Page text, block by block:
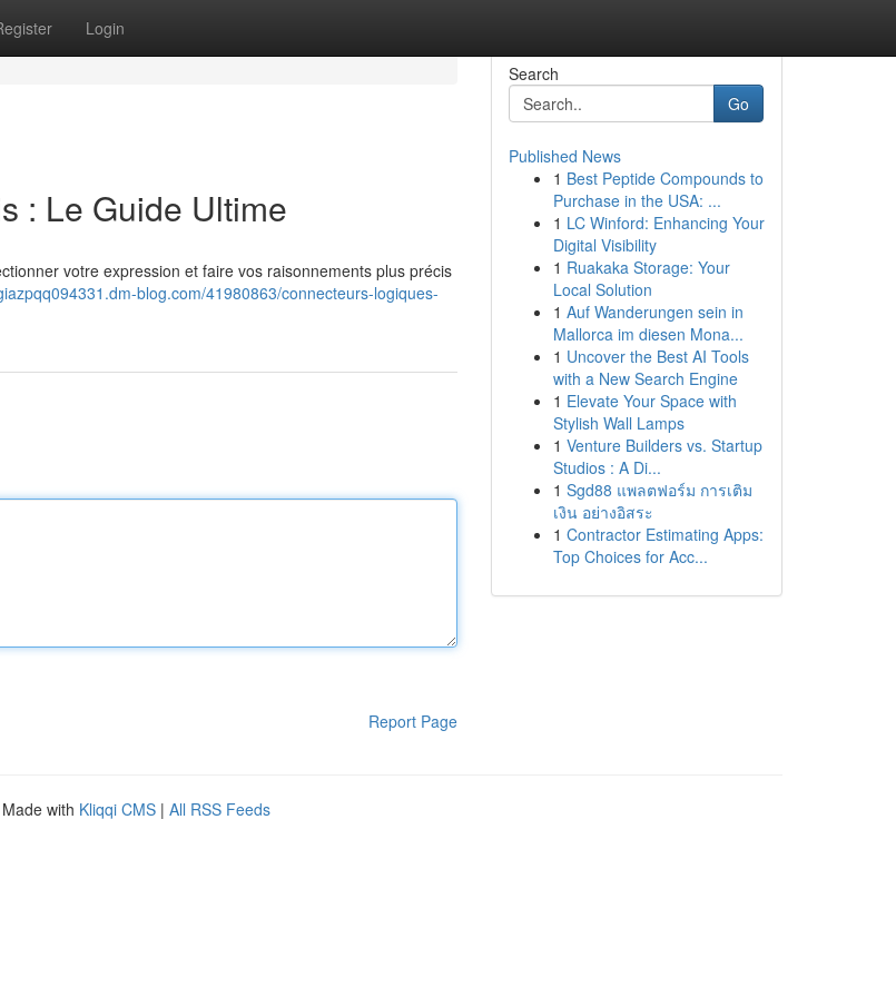
Login
: Le Guide Ultime
votre expression et faire vos raisonnements plus précis
blog.com/41980863/connecteurs-logiques-
Report Page
Search
Go
Published News
1 Best Peptide Compounds to
Purchase in the USA: ...
1 LC Winford: Enhancing Your
Digital Visibility
1 Ruakaka Storage: Your
Local Solution
1 Auf Wanderungen sein in
Mallorca im diesen Mona...
1 Uncover the Best AI Tools
with a New Search Engine
1 Elevate Your Space with
Stylish Wall Lamps
1 Venture Builders vs. Startup
Studios : A Di...
1 Sgd88 แพลตฟอร์ม การเติม
เงิน อย่างอิสระ
1 Contractor Estimating Apps:
Top Choices for Acc...
with Kliqqi CMS | All RSS Feeds